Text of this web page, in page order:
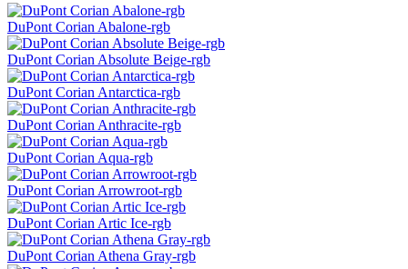
DuPont Corian Abalone-rgb
DuPont Corian Absolute Beige-rgb
DuPont Corian Antarctica-rgb
DuPont Corian Anthracite-rgb
DuPont Corian Aqua-rgb
DuPont Corian Arrowroot-rgb
DuPont Corian Artic Ice-rgb
DuPont Corian Athena Gray-rgb